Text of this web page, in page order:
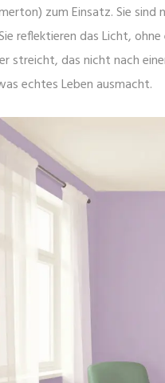
zum Einsatz. Sie
reflektieren das Licht,
streicht, das nicht nach
echtes Leben ausmacht.